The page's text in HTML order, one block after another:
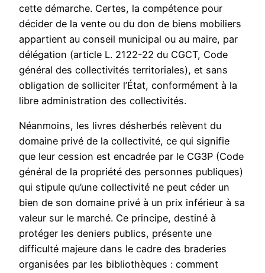
cette démarche. Certes, la compétence pour
décider de la vente ou du don de biens mobiliers
appartient au conseil municipal ou au maire, par
délégation (article L. 2122-22 du CGCT, Code
général des collectivités territoriales), et sans
obligation de solliciter l’État, conformément à la
libre administration des collectivités.
Néanmoins, les livres désherbés relèvent du
domaine privé de la collectivité, ce qui signifie
que leur cession est encadrée par le CG3P (Code
général de la propriété des personnes publiques)
qui stipule qu’une collectivité ne peut céder un
bien de son domaine privé à un prix inférieur à sa
valeur sur le marché. Ce principe, destiné à
protéger les deniers publics, présente une
difficulté majeure dans le cadre des braderies
organisées par les bibliothèques : comment